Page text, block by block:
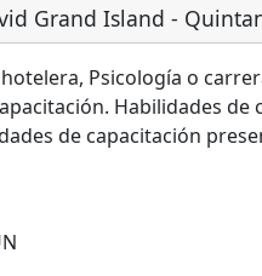
Grand Island -
Psicología o
Habilidades de
de capacitación